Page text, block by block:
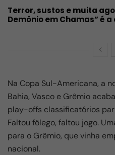
Terror, sustos e muita
Demônio em Chamas” é
Na Copa Sul-Americana, a
Bahia, Vasco e Grêmio
play-offs classificatórios
Faltou fôlego, faltou jogo.
para o Grêmio, que vinha
nacional.